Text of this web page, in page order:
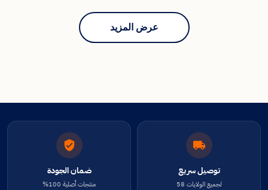
عرض المزيد
توصيل سريع
لجميع الولايات 58
ضمان الجودة
منتجات أصلية 100%